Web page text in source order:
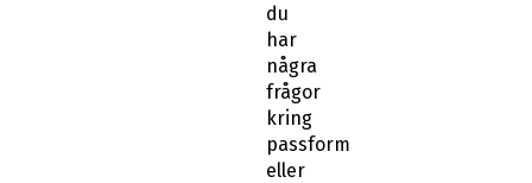
du
har
några
frågor
kring
passform
eller